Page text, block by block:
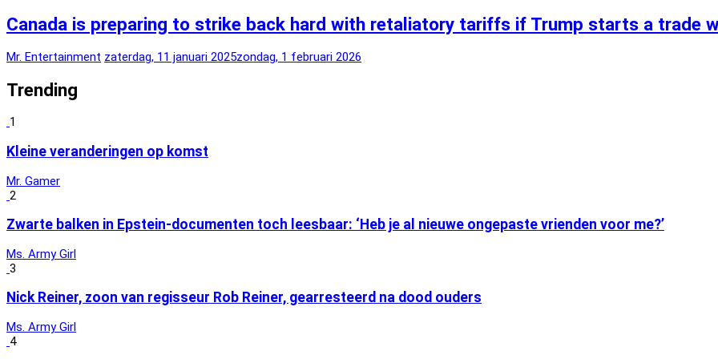
Canada is preparing to strike back hard with retaliatory tariffs if Trump starts a trade
Mr. Entertainment zaterdag, 11 januari 2025zondag, 1 februari 2026
Trending
1
Kleine veranderingen op komst
Mr. Gamer
2
Zwarte balken in Epstein-documenten toch leesbaar: ‘Heb je al nieuwe ongepaste vrienden voor me?’
Ms. Army Girl
3
Nick Reiner, zoon van regisseur Rob Reiner, gearresteerd na dood ouders
Ms. Army Girl
4